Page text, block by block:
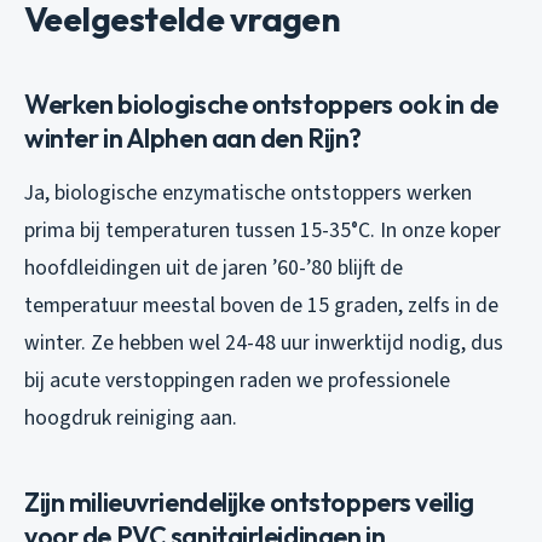
Veelgestelde vragen
Werken biologische ontstoppers ook in de
winter in Alphen aan den Rijn?
Ja, biologische enzymatische ontstoppers werken
prima bij temperaturen tussen 15-35°C. In onze koper
hoofdleidingen uit de jaren ’60-’80 blijft de
temperatuur meestal boven de 15 graden, zelfs in de
winter. Ze hebben wel 24-48 uur inwerktijd nodig, dus
bij acute verstoppingen raden we professionele
hoogdruk reiniging aan.
Zijn milieuvriendelijke ontstoppers veilig